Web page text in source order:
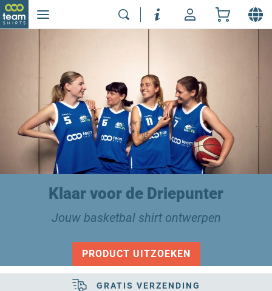
Klaar voor de Driepunter
Jouw basketbal shirt ontwerpen
PRODUCT UITZOEKEN
GRATIS VERZENDING